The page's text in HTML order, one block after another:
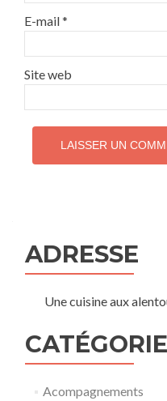
E-mail*
Site web
ADRESSE
Une cuisine aux
Acompagnements